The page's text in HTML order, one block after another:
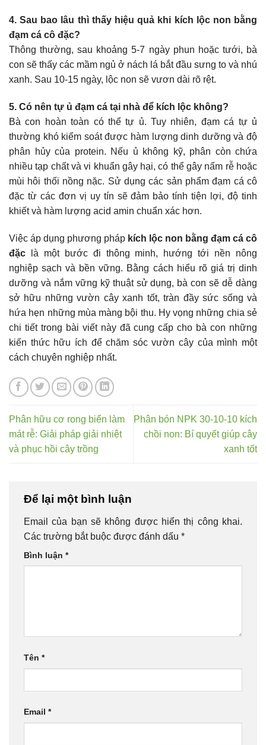
4. Sau bao lâu thì thấy hiệu quả khi kích lộc non bằng
đạm cá cô đặc?
Thông thường, sau khoảng 5-7 ngày phun hoặc tưới, bà
con sẽ thấy các mầm ngủ ở nách lá bắt đầu sưng to và nhú
xanh. Sau 10-15 ngày, lộc non sẽ vươn dài rõ rệt.
5. Có nên tự ủ đạm cá tại nhà để kích lộc không?
Bà con hoàn toàn có thể tự ủ. Tuy nhiên, đạm cá tự ủ
thường khó kiểm soát được hàm lượng dinh dưỡng và độ
phân hủy của protein. Nếu ủ không kỹ, phân còn chứa
nhiều tạp chất và vi khuẩn gây hại, có thể gây nấm rễ hoặc
mùi hôi thối nồng nặc. Sử dụng các sản phẩm đạm cá cô
đặc từ các đơn vị uy tín sẽ đảm bảo tính tiện lợi, độ tinh
khiết và hàm lượng acid amin chuẩn xác hơn.
Việc áp dụng phương pháp kích lộc non bằng đạm cá cô
đặc là một bước đi thông minh, hướng tới nền nông
nghiệp sạch và bền vững. Bằng cách hiểu rõ giá trị dinh
dưỡng và nắm vững kỹ thuật sử dụng, bà con sẽ dễ dàng
sở hữu những vườn cây xanh tốt, tràn đầy sức sống và
hứa hẹn những mùa màng bội thu. Hy vọng những chia sẻ
chi tiết trong bài viết này đã cung cấp cho bà con những
kiến thức hữu ích để chăm sóc vườn cây của mình một
cách chuyên nghiệp nhất.
Phân hữu cơ rong biển làm
mát rễ: Giải pháp giải nhiệt
và phục hồi cây trồng
Phân bón NPK 30-10-10 kích
chồi non: Bí quyết giúp cây
xanh tốt
Để lại một bình luận
Email của bạn sẽ không được hiển thị công khai.
Các trường bắt buộc được đánh dấu *
Bình luận *
Tên *
Email *